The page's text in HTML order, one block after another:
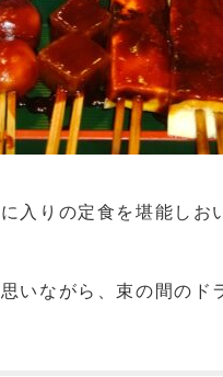
入りの定食を堪能しお
いながら、束の間のド